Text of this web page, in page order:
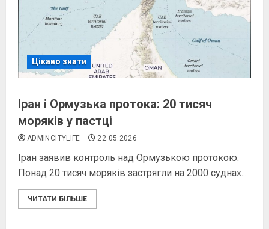
Цікаво знати
Іран і Ормузька протока: 20 тисяч
моряків у пастці
ADMINCITYLIFE 22.05.2026
Іран заявив контроль над Ормузькою протокою.
Понад 20 тисяч моряків застрягли на 2000 суднах...
ЧИТАТИ БІЛЬШЕ